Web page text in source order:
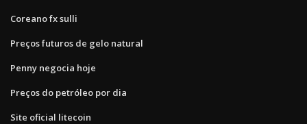
Coreano fx sulli
Preços futuros de gelo natural
Penny negocia hoje
Preços do petróleo por dia
Site oficial litecoin